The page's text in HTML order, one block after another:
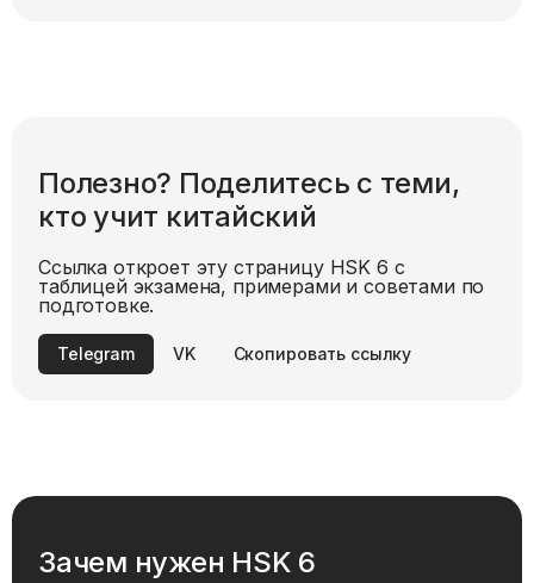
Полезно? Поделитесь с теми,
кто учит китайский
Ссылка откроет эту страницу HSK 6 с
таблицей экзамена, примерами и советами по
подготовке.
Telegram VK Скопировать ссылку
Зачем нужен HSK 6